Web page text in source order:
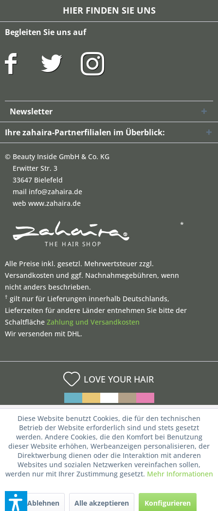
HIER FINDEN SIE UNS
Begleiten Sie uns auf
Newsletter
Ihre zahaira-Partnerfilialen im Überblick:
© Beauty Inside GmbH & Co. KG
Erwitter Str. 3
33647 Bielefeld
mail info@zahaira.de
web www.zahaira.de
*
Alle Preise inkl. gesetzl. Mehrwertsteuer zzgl.
Versandkosten und ggf. Nachnahmegebühren, wenn
nicht anders beschrieben.
† gilt nur für Lieferungen innerhalb Deutschlands,
Lieferzeiten für andere Länder entnehmen Sie bitte der
Schaltfläche Zahlung und Versandkosten
Wir versenden mit DHL.
LOVE YOUR HAIR
Diese Website benutzt Cookies, die für den technischen
Betrieb der Website erforderlich sind und stets gesetzt
werden. Andere Cookies, die den Komfort bei Benutzung
dieser Website erhöhen, Werbeanzeigen personalisieren, der
Direktwerbung dienen oder die Interaktion mit anderen
Websites und sozialen Netzwerken vereinfachen sollen,
werden nur mit Ihrer Zustimmung gesetzt. Mehr Informationen
Ablehnen Alle akzeptieren Konfigurieren